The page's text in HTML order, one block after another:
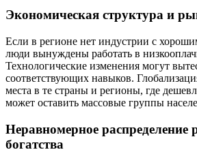
Экономическая структура и
Если в регионе нет индустрии с
люди вынуждены работать в
Технологические изменения могут
соответствующих навыков.
места в те страны и регионы, где
может оставить массовые группы
Неравномерное распределение
богатства